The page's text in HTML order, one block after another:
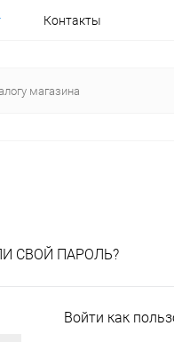
Контакты
СВОЙ ПАРОЛЬ?
Войти как